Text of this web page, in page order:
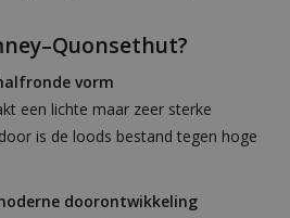
vorm
een lichte maar zeer sterke
is de loods bestand tegen hoge
doorontwikkeling